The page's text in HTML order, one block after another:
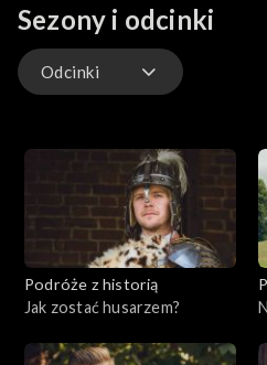
z historycznego dziedzictwa
pożarnej.
Sezony i odcinki
Odcinki
Podróże z historią
Jak zostać husarzem?